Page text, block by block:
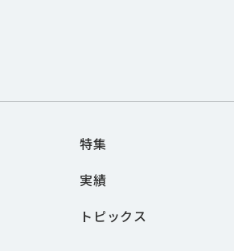
特集
実績
トピックス